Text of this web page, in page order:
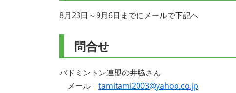
8月23日～9月6日までにメールで下記へ
問合せ
バドミントン連盟の井脇さん
メール tamitami2003@yahoo.co.jp